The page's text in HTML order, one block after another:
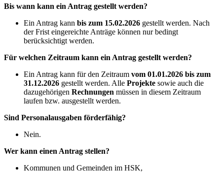
Bis wann kann ein Antrag gestellt werden?
Ein Antrag kann bis zum 15.02.2026 gestellt werden. Nach
der Frist eingereichte Anträge können nur bedingt
berücksichtigt werden.
Für welchen Zeitraum kann ein Antrag gestellt werden?
Ein Antrag kann für den Zeitraum vom 01.01.2026 bis zum
31.12.2026 gestellt werden. Alle Projekte sowie auch die
dazugehörigen Rechnungen müssen in diesem Zeitraum
laufen bzw. ausgestellt werden.
Sind Personalausgaben förderfähig?
Nein.
Wer kann einen Antrag stellen?
Kommunen und Gemeinden im HSK,